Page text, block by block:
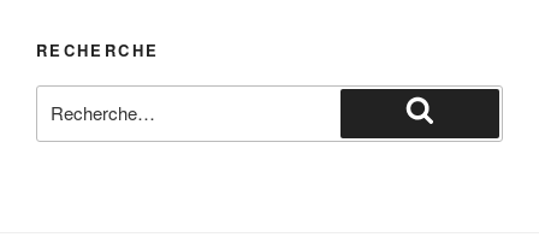
RECHERCHE
pour
Recherche